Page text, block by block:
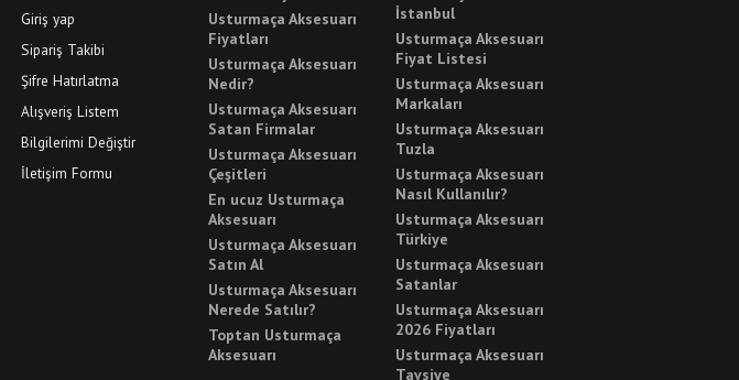
Giriş yap
Sipariş Takibi
Şifre Hatırlatma
Alışveriş Listem
Bilgilerimi Değiştir
İletişim Formu
Usturmaça Aksesuarı
Fiyatları
Usturmaça Aksesuarı
Nedir?
Usturmaça Aksesuarı
Satan Firmalar
Usturmaça Aksesuarı
Çeşitleri
En ucuz Usturmaça
Aksesuarı
Usturmaça Aksesuarı
Satın Al
Usturmaça Aksesuarı
Nerede Satılır?
Toptan Usturmaça
Aksesuarı
İstanbul
Usturmaça Aksesuarı
Fiyat Listesi
Usturmaça Aksesuarı
Markaları
Usturmaça Aksesuarı
Tuzla
Usturmaça Aksesuarı
Nasıl Kullanılır?
Usturmaça Aksesuarı
Türkiye
Usturmaça Aksesuarı
Satanlar
Usturmaça Aksesuarı
2026 Fiyatları
Usturmaça Aksesuarı
Tavsiye